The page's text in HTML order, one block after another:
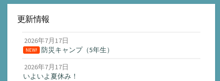
更新情報
2026年7月17日
NEW!
防災キャンプ（5年生）
2026年7月17日
いよいよ夏休み！